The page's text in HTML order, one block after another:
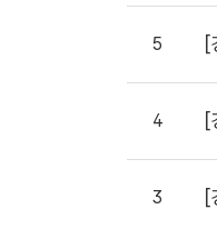
5 [
4 [
3 [